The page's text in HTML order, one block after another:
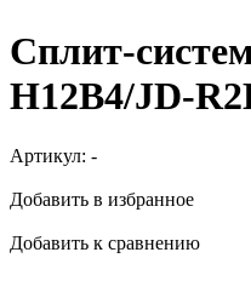
Сплит-
H12B4/JD-
Артикул: -
Добавить в избранное
Добавить к сравнению